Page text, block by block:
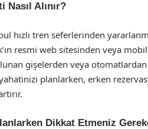
Nasıl Alınır?
hızlı tren seferlerinden
resmi web sitesinden veya
gişelerden veya
planlarken, erken
Dikkat Etmeniz